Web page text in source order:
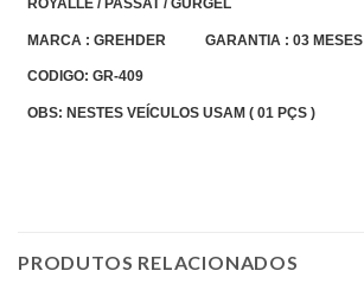
ROYALLE / PASSAT / GURGEL
MARCA : GREHDER GARANTIA : 03 MESES
CODIGO: GR-409
OBS: NESTES VEÍCULOS USAM ( 01 PÇS )
PRODUTOS RELACIONADOS